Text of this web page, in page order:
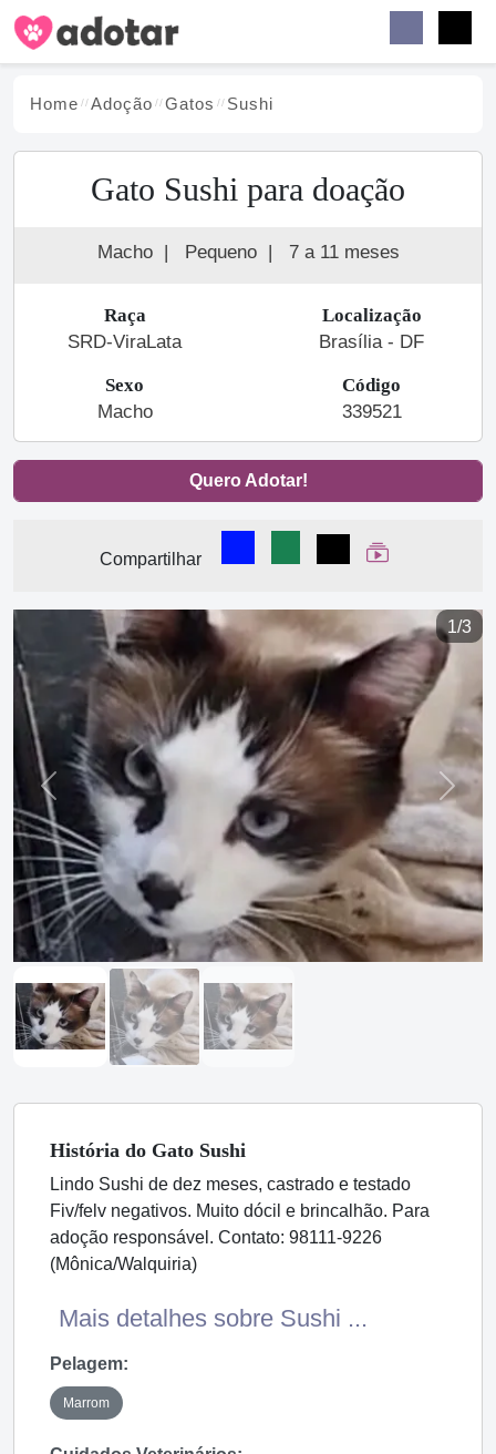
Home Adoção Gatos Sushi
Gato Sushi para doação
Macho | Pequeno | 7 a 11 meses
Raça
SRD-ViraLata
Localização
Brasília - DF
Sexo
Macho
Código
339521
Quero Adotar!
Compartilhar
Compartilhar no Facebook
Compartilhar no
Compartilhar
Ver Web Story
1/3
Previous Next
História do Gato Sushi
Lindo Sushi de dez meses, castrado e testado
Fiv/felv negativos. Muito dócil e brincalhão. Para
adoção responsável. Contato: 98111-9226
(Mônica/Walquiria)
Mais detalhes sobre Sushi ...
Pelagem:
Marrom